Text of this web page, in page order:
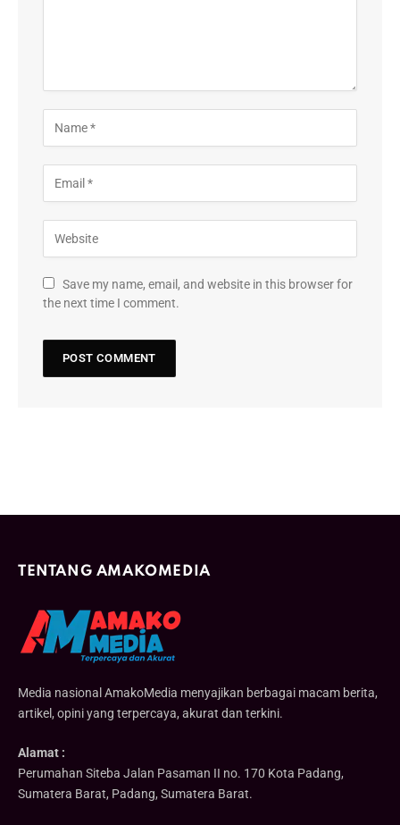
Save my name, email, and website in this browser for
the next time I comment.
TENTANG AMAKOMEDIA
Media nasional AmakoMedia menyajikan berbagai macam berita,
artikel, opini yang terpercaya, akurat dan terkini.
Alamat :
Perumahan Siteba Jalan Pasaman II no. 170 Kota Padang,
Sumatera Barat, Padang, Sumatera Barat.